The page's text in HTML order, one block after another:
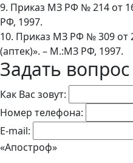
9. Приказ МЗ РФ № 214 от
РФ, 1997.
10. Приказ МЗ РФ № 309 от
(аптек)». – М.:МЗ РФ, 1997.
Задать
Как Вас зовут:
Номер телефона:
E-mail:
«Апостроф»